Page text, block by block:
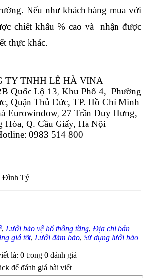
Nếu như khách hàng mua với
chiết khấu % cao và  nhận được
thực khác.
TY TNHH LÊ HÀ VINA
Quốc Lộ 13, Khu Phố 4,  Phường
Quận Thủ Đức, TP. Hồ Chí Minh
Eurowindow, 27 Trần Duy Hưng,
Hòa, Q. Cầu Giấy, Hà Nội
0983 514 800
Đình Tý
, Lưới bảo vệ hố thông tầng, Địa chỉ bán
giá tốt, Lưới đảm bảo, Sử dụng lưới bảo
là: 0 trong 0 đánh giá
để đánh giá bài viết